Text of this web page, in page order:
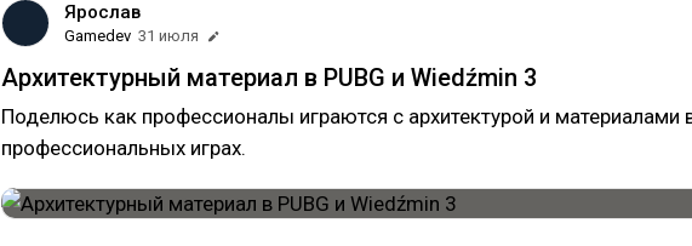
Ярослав
Gamedev 31 июля
Архитектурный материал в PUBG и Wiedźmin 3
Поделюсь как профессионалы играются с архитектурой и материалами
профессиональных играх.